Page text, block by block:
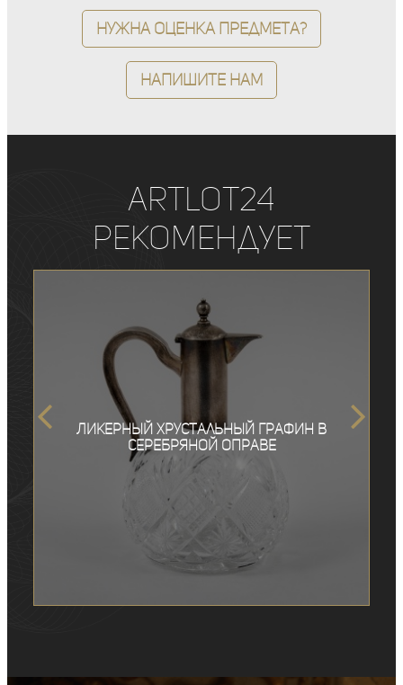
Нужна оценка предмета?
Напишите нам
ArtLot24
рекомендует
Ликерный хрустальный графин в
серебряной оправе